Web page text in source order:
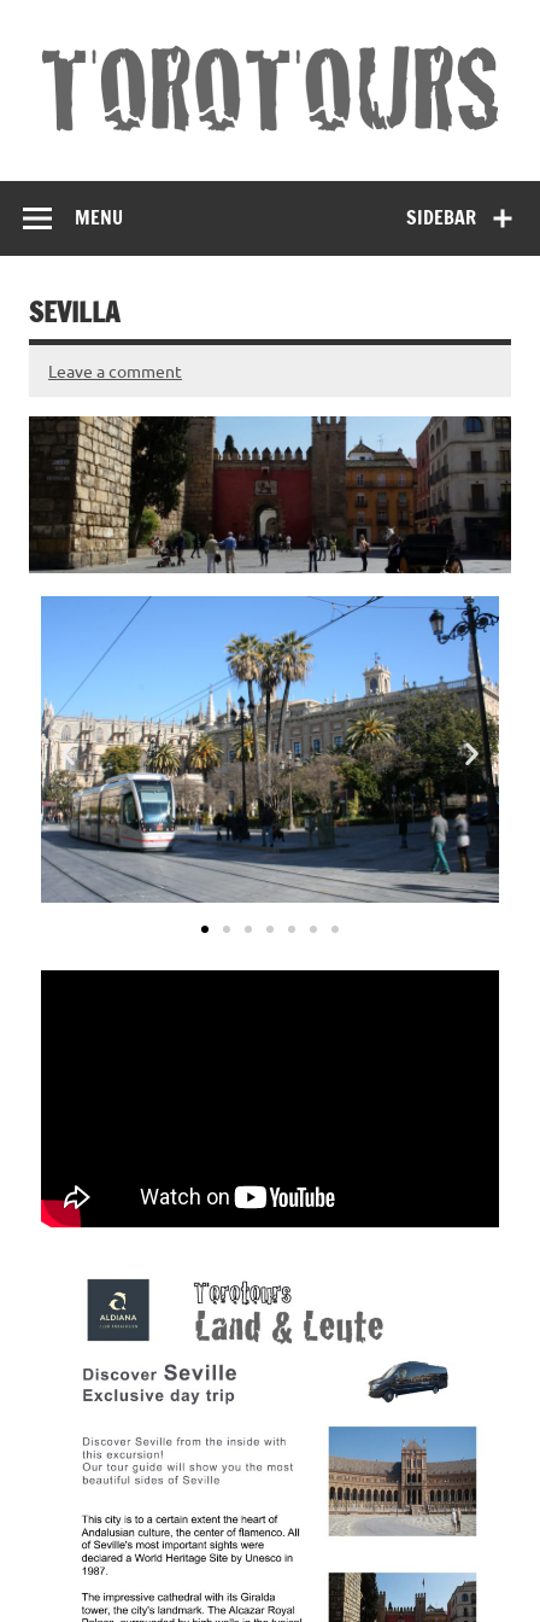
Andalusien
SIDEBAR
MENU
SEVILLA
Leave a comment